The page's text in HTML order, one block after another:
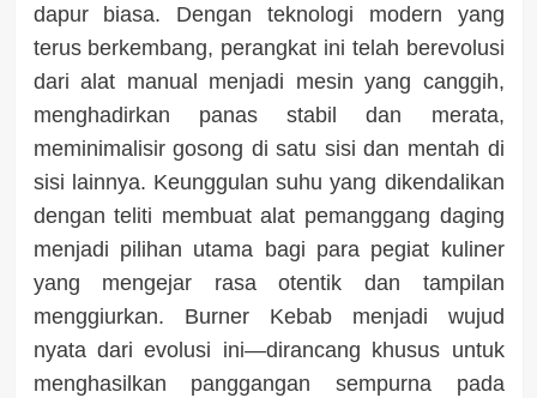
dapur biasa. Dengan teknologi modern yang
terus berkembang, perangkat ini telah berevolusi
dari alat manual menjadi mesin yang canggih,
menghadirkan panas stabil dan merata,
meminimalisir gosong di satu sisi dan mentah di
sisi lainnya. Keunggulan suhu yang dikendalikan
dengan teliti membuat alat pemanggang daging
menjadi pilihan utama bagi para pegiat kuliner
yang mengejar rasa otentik dan tampilan
menggiurkan. Burner Kebabmenjadi wujud
nyata dari evolusi ini—dirancang khusus untuk
menghasilkan panggangan sempurna pada